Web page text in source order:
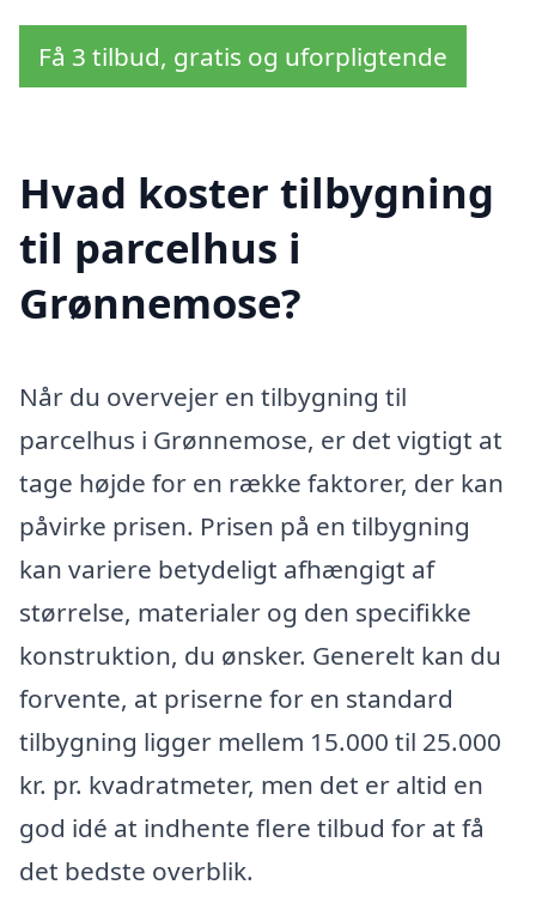
Få 3 tilbud, gratis og uforpligtende
Hvad koster tilbygning
til parcelhus i
Grønnemose?
Når du overvejer en tilbygning til
parcelhus i Grønnemose, er det vigtigt at
tage højde for en række faktorer, der kan
påvirke prisen. Prisen på en tilbygning
kan variere betydeligt afhængigt af
størrelse, materialer og den specifikke
konstruktion, du ønsker. Generelt kan du
forvente, at priserne for en standard
tilbygning ligger mellem 15.000 til 25.000
kr. pr. kvadratmeter, men det er altid en
god idé at indhente flere tilbud for at få
det bedste overblik.